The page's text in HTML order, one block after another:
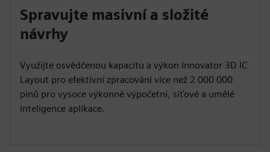
Spravujte masivní a složité
návrhy
Využijte osvědčenou kapacitu a výkon Innovator 3D IC
Layout pro efektivní zpracování více než 2 000 000
pinů pro vysoce výkonné výpočetní, síťové a umělé
inteligence aplikace.